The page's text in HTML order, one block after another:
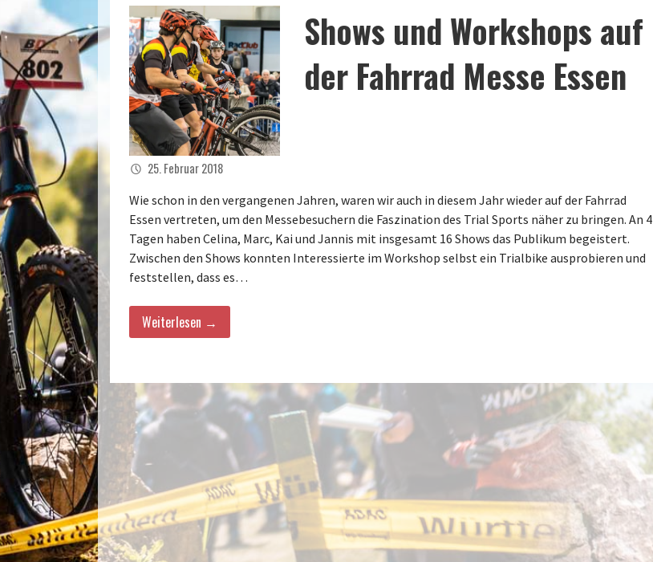
Shows und Workshops auf
der Fahrrad Messe Essen
25. Februar 2018
Wie schon in den vergangenen Jahren, waren wir auch in diesem Jahr wieder auf der Fahrrad
Essen vertreten, um den Messebesuchern die Faszination des Trial Sports näher zu bringen. An 4
Tagen haben Celina, Marc, Kai und Jannis mit insgesamt 16 Shows das Publikum begeistert.
Zwischen den Shows konnten Interessierte im Workshop selbst ein Trialbike ausprobieren und
feststellen, dass es…
Weiterlesen →